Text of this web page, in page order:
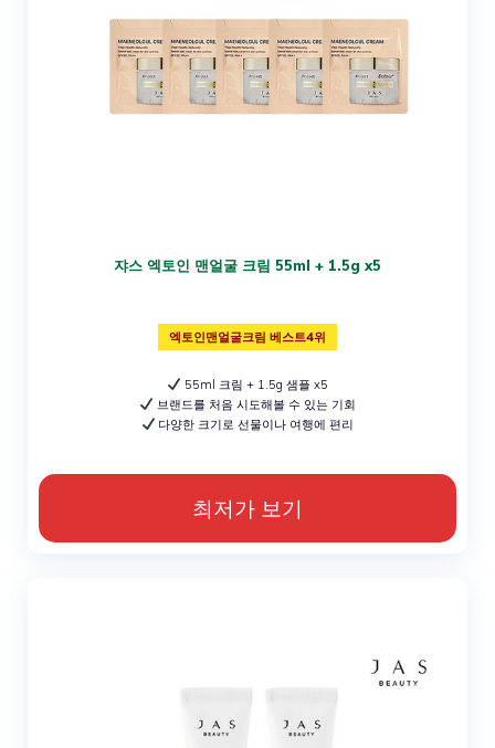
쟈스 엑토인 맨얼굴 크림 55ml + 1.5g x5
엑토인맨얼굴크림 베스트4위
55ml 크림 + 1.5g 샘플 x5
브랜드를 처음 시도해볼 수 있는 기회
다양한 크기로 선물이나 여행에 편리
최저가 보기